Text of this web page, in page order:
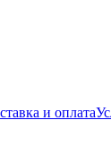
и оплата